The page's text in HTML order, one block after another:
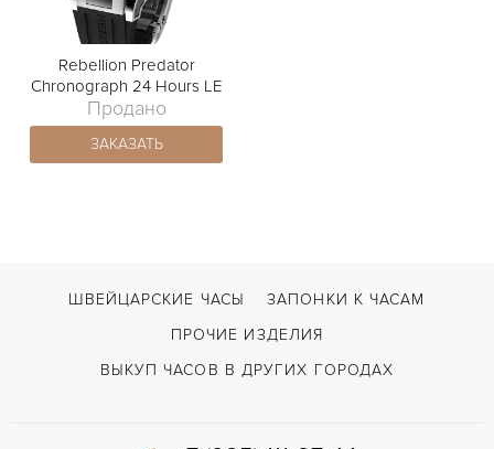
Rebellion Predator
Chronograph 24 Hours LE
Продано
ЗАКАЗАТЬ
ШВЕЙЦАРСКИЕ ЧАСЫ
ЗАПОНКИ К ЧАСАМ
ПРОЧИЕ ИЗДЕЛИЯ
ВЫКУП ЧАСОВ В ДРУГИХ ГОРОДАХ